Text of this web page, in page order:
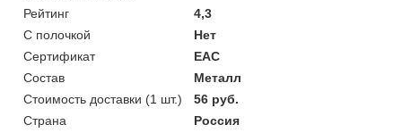
Рейтинг
4,3
С полочкой
Нет
Сертификат
ЕАС
Состав
Металл
Стоимость доставки (1 шт.)
56 руб.
Страна
Россия